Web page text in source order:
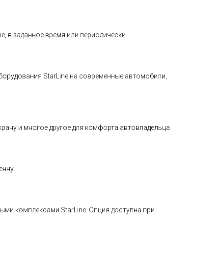
в заданное время или периодически
StarLine на современные автомобили,
и многое другое для комфорта автовладельца
комплексами StarLine. Опция доступна при